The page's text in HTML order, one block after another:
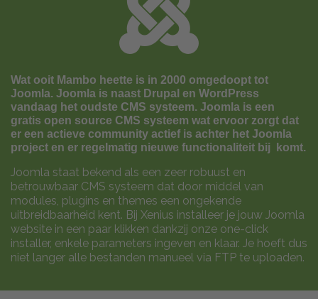
Wat ooit Mambo heette is in 2000 omgedoopt tot
Joomla. Joomla is naast Drupal en WordPress
vandaag het oudste CMS systeem. Joomla is een
gratis open source CMS systeem wat ervoor zorgt dat
er een actieve community actief is achter het Joomla
project en er regelmatig nieuwe functionaliteit bij komt.
Joomla staat bekend als een zeer robuust en
betrouwbaar CMS systeem dat door middel van
modules, plugins en themes een ongekende
uitbreidbaarheid kent. Bij Xenius installeer je jouw Joomla
website in een paar klikken dankzij onze one-click
installer, enkele parameters ingeven en klaar. Je hoeft dus
niet langer alle bestanden manueel via FTP te uploaden.